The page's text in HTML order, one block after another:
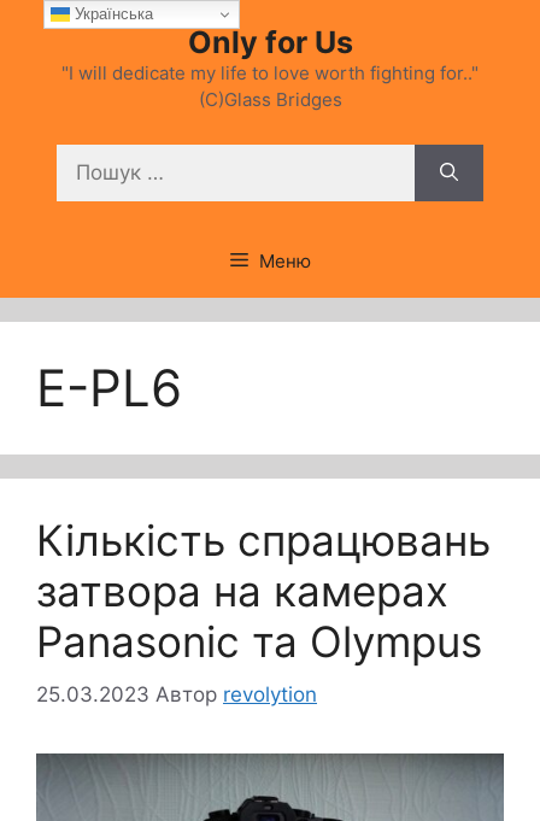
Перейти
вмісту
Only for Us
"I will dedicate my life to love worth fighting for.."
(C)Glass Bridges
Меню
E-PL6
Кількість спрацювань
затвора на камерах
Panasonic та Olympus
25.03.2023 Автор revolytion
Українська